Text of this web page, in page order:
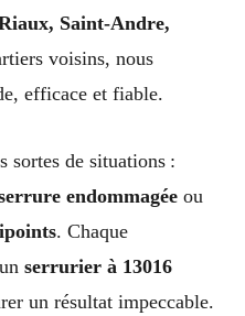
Saint-Andre,
voisins, nous
efficace et fiable.
sortes de situations :
endommagée ou
. Chaque
serrurier à 13016
un résultat impeccable.